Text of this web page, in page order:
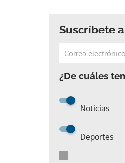
Suscríbete
¿De cuáles
Noticias
Deportes